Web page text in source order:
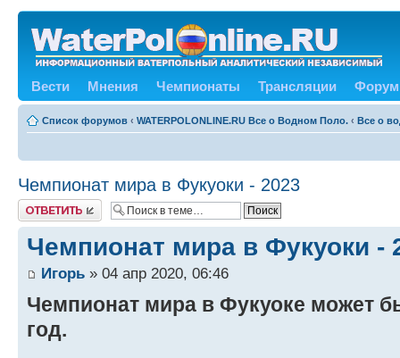
Вести Мнения Чемпионаты Трансляции Форум
Список форумов ‹ WATERPOLONLINE.RU Все о Водном Поло. ‹ Все о
Чемпионат мира в Фукуоки - 2023
Ответить
Чемпионат мира в Фукуоки -
Игорь » 04 апр 2020, 06:46
Чемпионат мира в Фукуоке может
год.